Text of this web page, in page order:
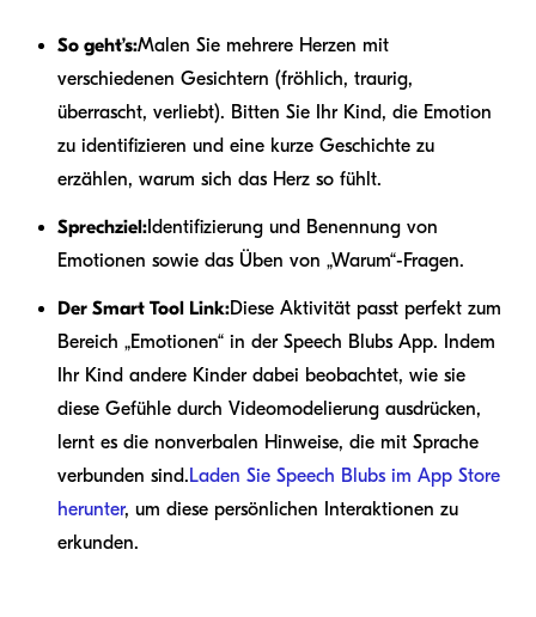
So geht’s:Malen Sie mehrere Herzen mit
verschiedenen Gesichtern (fröhlich, traurig,
überrascht, verliebt). Bitten Sie Ihr Kind, die Emotion
zu identifizieren und eine kurze Geschichte zu
erzählen, warum sich das Herz so fühlt.
Sprechziel: Identifizierung und Benennung von
Emotionen sowie das Üben von „Warum“-Fragen.
Der Smart Tool Link:Diese Aktivität passt perfekt zum
Bereich „Emotionen“ in der Speech Blubs App. Indem
Ihr Kind andere Kinder dabei beobachtet, wie sie
diese Gefühle durch Videomodelierung ausdrücken,
lernt es die nonverbalen Hinweise, die mit Sprache
verbunden sind.Laden Sie Speech Blubs im App Store
herunter, um diese persönlichen Interaktionen zu
erkunden.